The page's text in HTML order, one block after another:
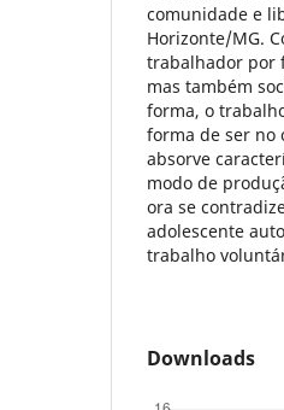
comunidade e
Horizonte/MG.
trabalhador por
mas também
forma, o
forma de ser no
absorve
modo de
ora se
adolescente
trabalho
Downloads